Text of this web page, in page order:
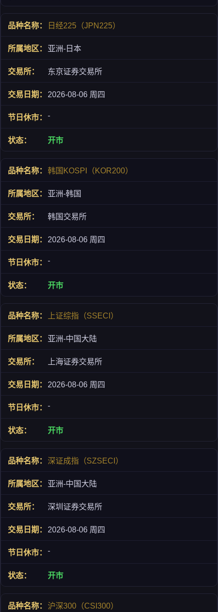
日经225（JPN225）
亚洲-日本
东京证券交易所
2026-08-06 周四
-
开市
韩国KOSPI（KOR200）
亚洲-韩国
韩国交易所
2026-08-06 周四
-
开市
上证综指（SSECI）
亚洲-中国大陆
上海证券交易所
2026-08-06 周四
-
开市
深证成指（SZSECI）
亚洲-中国大陆
深圳证券交易所
2026-08-06 周四
-
开市
沪深300（CSI300）